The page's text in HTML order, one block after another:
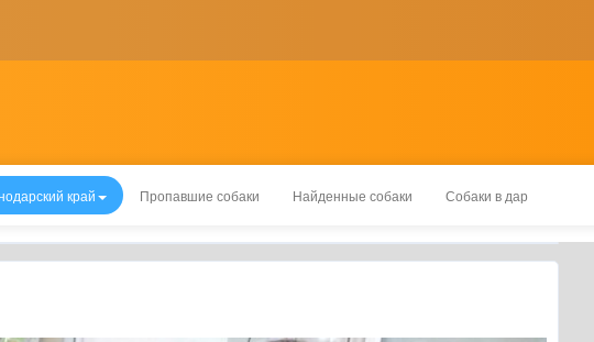
край Пропавшие собаки Найденные собаки Собаки в дар